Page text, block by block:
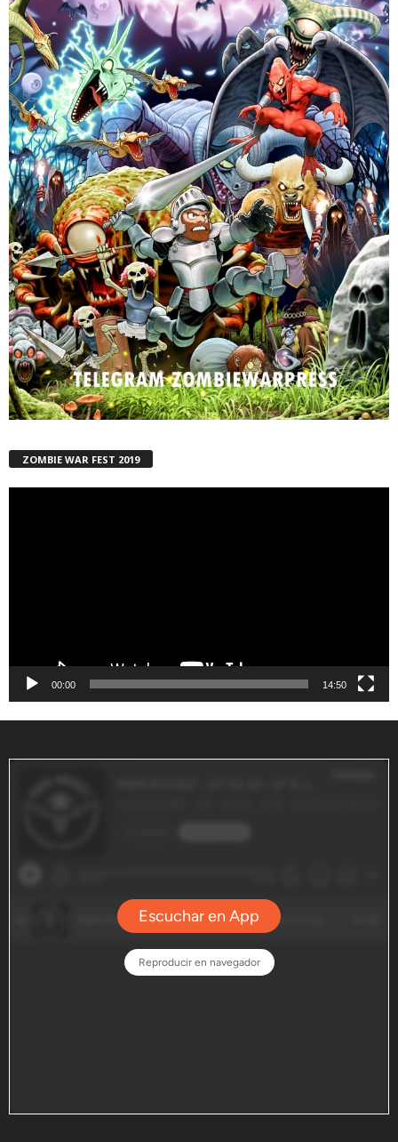
ZOMBIE WAR FEST 2019
00:00 14:50